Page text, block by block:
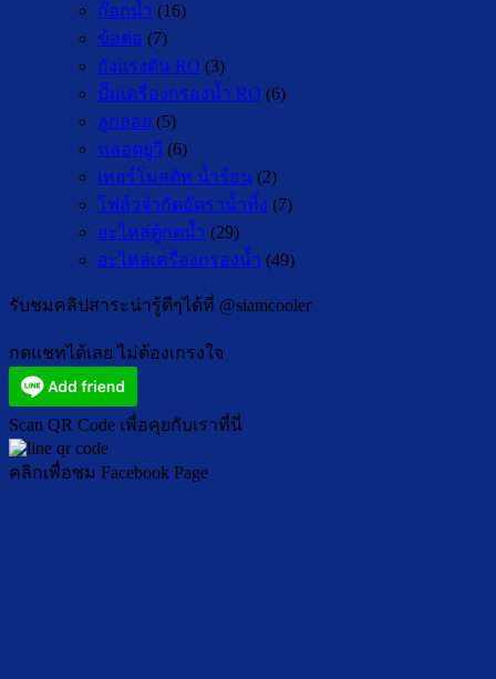
ก๊อกน้ำ (16)
ข้อต่อ (7)
ถังแรงดัน RO (3)
ปั๊มเครื่องกรองน้ำ RO (6)
ลูกลอย (5)
หลอดยูวี (6)
เทอร์โมสตัท น้ำร้อน (2)
โฟล์วจำกัดอัตราน้ำทิ้ง (7)
อะไหล่ตู้กดน้ำ (29)
อะไหล่เครื่องกรองน้ำ (49)
รับชมคลิปสาระน่ารู้ดีๆได้ที่ @siamcooler
กดแชทได้เลย ไม่ต้องเกรงใจ
Scan QR Code เพื่อคุยกับเราที่นี่
คลิกเพื่อชม Facebook Page